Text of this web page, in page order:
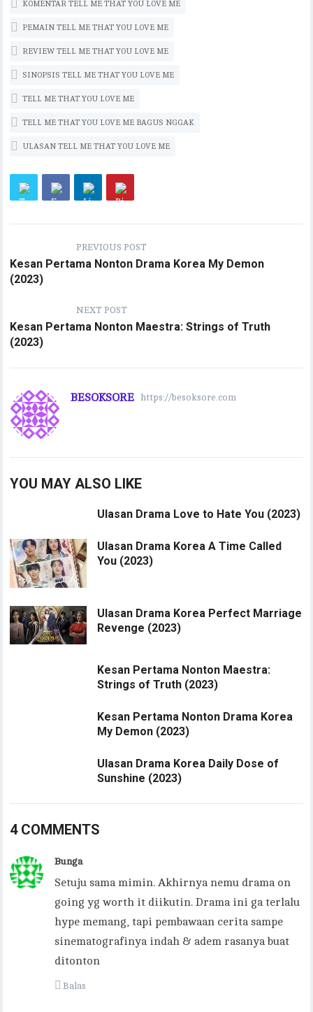
k
r
A
p
p
Li
n
k
m
KOMENTAR TELL ME THAT YOU LOVE ME
PEMAIN TELL ME THAT YOU LOVE ME
REVIEW TELL ME THAT YOU LOVE ME
SINOPSIS TELL ME THAT YOU LOVE ME
TELL ME THAT YOU LOVE ME
TELL ME THAT YOU LOVE ME BAGUS NGGAK
ULASAN TELL ME THAT YOU LOVE ME
PREVIOUS POST
Kesan Pertama Nonton Drama Korea My Demon
(2023)
NEXT POST
Kesan Pertama Nonton Maestra: Strings of Truth
(2023)
BESOKSORE https://besoksore.com
YOU MAY ALSO LIKE
Ulasan Drama Love to Hate You (2023)
Ulasan Drama Korea A Time Called
You (2023)
Ulasan Drama Korea Perfect Marriage
Revenge (2023)
Kesan Pertama Nonton Maestra:
Strings of Truth (2023)
Kesan Pertama Nonton Drama Korea
My Demon (2023)
Ulasan Drama Korea Daily Dose of
Sunshine (2023)
4 COMMENTS
Bunga
Setuju sama mimin. Akhirnya nemu drama on
going yg worth it diikutin. Drama ini ga terlalu
hype memang, tapi pembawaan cerita sampe
sinematografinya indah & adem rasanya buat
ditonton
Balas